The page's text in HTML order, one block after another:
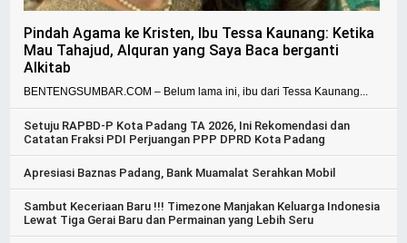
Pindah Agama ke Kristen, Ibu Tessa Kaunang: Ketika
Mau Tahajud, Alquran yang Saya Baca berganti
Alkitab
BENTENGSUMBAR.COM – Belum lama ini, ibu dari Tessa Kaunang...
Setuju RAPBD-P Kota Padang TA 2026, Ini Rekomendasi dan
Catatan Fraksi PDI Perjuangan PPP DPRD Kota Padang
Apresiasi Baznas Padang, Bank Muamalat Serahkan Mobil
Sambut Keceriaan Baru !!! Timezone Manjakan Keluarga Indonesia
Lewat Tiga Gerai Baru dan Permainan yang Lebih Seru